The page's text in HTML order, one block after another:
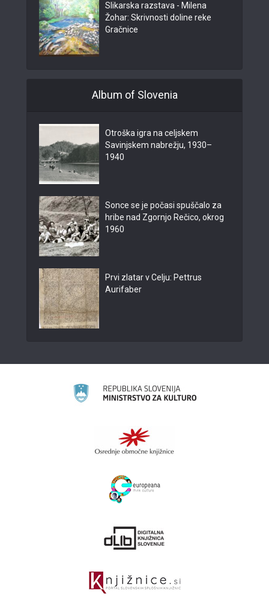
Slikarska razstava - Milena
Žohar: Skrivnosti doline reke
Gračnice
Album of Slovenia
Otroška igra na celjskem
Savinjskem nabrežju, 1930–
1940
Sonce se je počasi spuščalo za
hribe nad Zgornjo Rečico, okrog
1960
Prvi zlatar v Celju: Pettrus
Aurifaber